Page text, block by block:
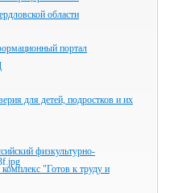
области
портал
для детей, подростков и их
физкультурно-
"Готов к труду и